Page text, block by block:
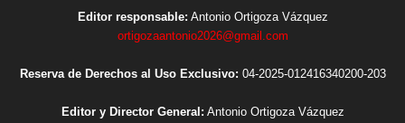
Editor responsable: Antonio Ortigoza Vázquez
ortigozaantonio2026@gmail.com
Reserva de Derechos al Uso Exclusivo: 04-2025-012416340200-203
Editor y Director General: Antonio Ortigoza Vázquez